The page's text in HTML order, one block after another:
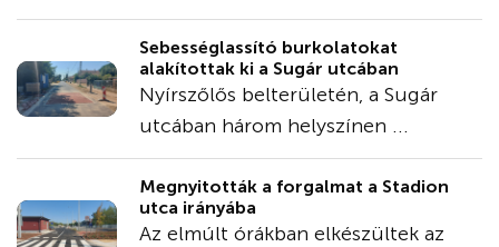
Sebességlassító burkolatokat
alakítottak ki a Sugár utcában
Nyírszőlős belterületén, a Sugár
utcában három helyszínen ...
Megnyitották a forgalmat a Stadion
utca irányába
Az elmúlt órákban elkészültek az